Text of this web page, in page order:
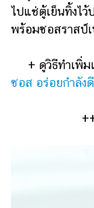
ไปแช่ตู้เย็นทิ้งไ
พร้อมซอสราสป์
+ ดูวิธีทำเพิ่ม
ซอส อร่อยกำลังดี